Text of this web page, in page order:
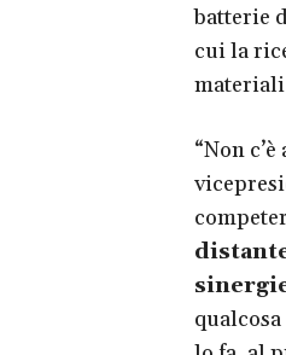
batterie
cui la
“Non